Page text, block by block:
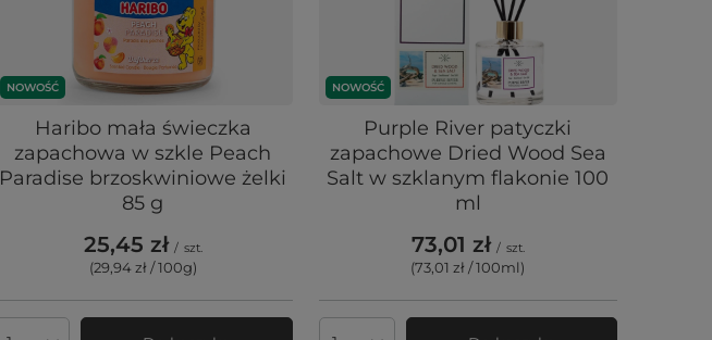
NOWOŚĆ
Haribo mała świeczka
zapachowa w szkle Peach
Paradise brzoskwiniowe żelki
85 g
25,45 zł / szt.
(29,94 zł / 100g)
NOWOŚĆ
Purple River patyczki
zapachowe Dried Wood Sea
Salt w szklanym flakonie 100
ml
73,01 zł / szt.
(73,01 zł / 100ml)